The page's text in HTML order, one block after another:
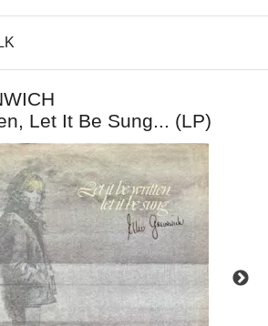
Let It Be Sung... (LP)